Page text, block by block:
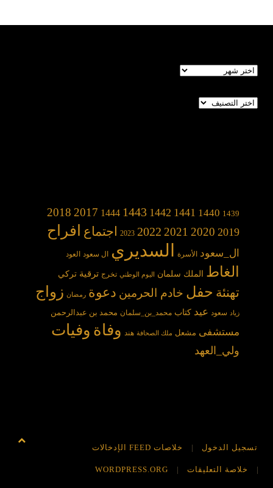
الأرشيف
تصنيفات
1439
1440
1441
1442
1443
1444
2017
2018
2019
2020
2021
2022
2023 اجتماع افراح
ال_سعود الأسرة السديري ال سعود العود
الغاط الملك سلمان اليوم الوطني تخرج ترقية تركي
تهنئة حفل خادم الحرمين دعوة رمضان زواج
زياد سعود عيد كتاب محمد_بن_سلمان محمد بن عبدالرحمن
مستشفى مشعل ملك الصحافة هند وفاة وفيات
ولي_العهد
تسجيل الدخول خلاصات FEED الإدخالات
خلاصة التعليقات WORDPRESS.ORG